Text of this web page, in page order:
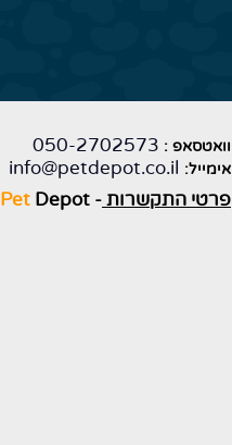
וואטסאפ : 050-2702573
אימייל: info@petdepot.co.il
פרטי התקשרות-
Pet Depot